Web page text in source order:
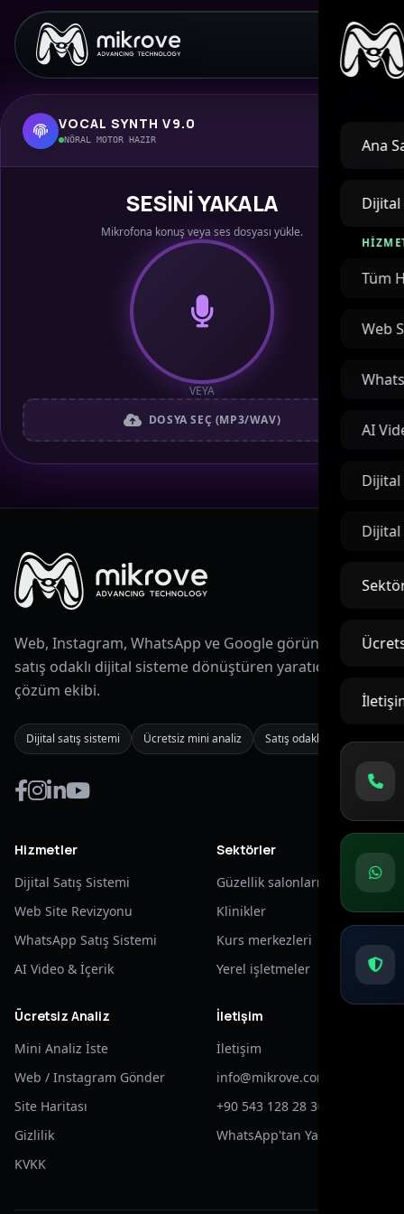
Ana
Dijital
Tüm
Web
AI
Dijital
Dijital
AI_VOICE
VOCAL SYNTH V9.0
NÖRAL MOTOR HAZIR
SESİNİ YAKALA
Mikrofona konuş veya ses dosyası yükle.
VEYA
DOSYA SEÇ (MP3/WAV)
Bu bir simülasyondu!
Web, Instagram, WhatsApp ve Google görünürlüğünü
satış odaklı dijital sisteme dönüştüren yaratıcı dijital
çözüm ekibi.
Dijital satış sistemi Ücretsiz mini analiz Satış odaklı vitrin
Hizmetler
Dijital Satış Sistemi
Web Site Revizyonu
WhatsApp Satış Sistemi
AI Video & İçerik
Sektörler
Güzellik salonları
Klinikler
Kurs merkezleri
Yerel işletmeler
Ücretsiz Analiz
Mini Analiz İste
Web / Instagram Gönder
Site Haritası
Gizlilik
KVKK
İletişim
İletişim
info@mikrove.com
+90 543 128 28 30
WhatsApp'tan Yaz